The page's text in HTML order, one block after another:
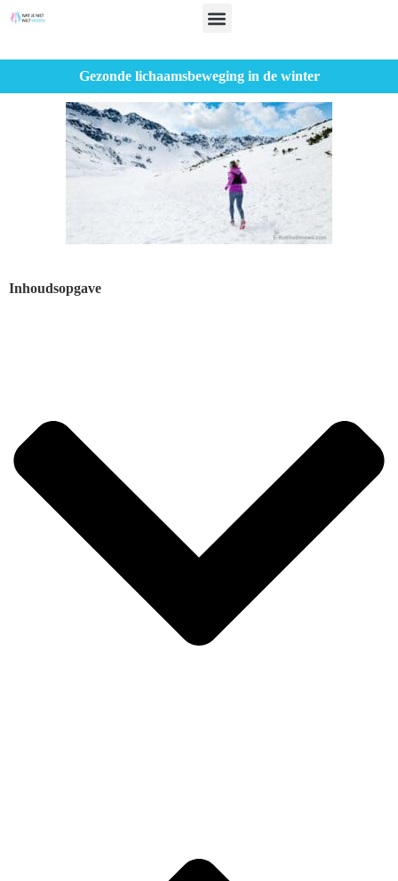
Gezonde lichaamsbeweging in de winter
Inhoudsopgave